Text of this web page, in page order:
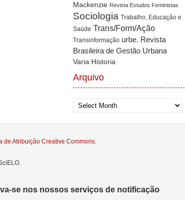
Mackenzie Revista Estudos Feministas
Sociologia Trabalho, Educação e
Saúde Trans/Form/Ação
Transinformação urbe. Revista
Brasileira de Gestão Urbana
Varia Historia
Arquivo
Arquivo
de Atribuição Creative Commons.
se nos nossos serviços de notificação